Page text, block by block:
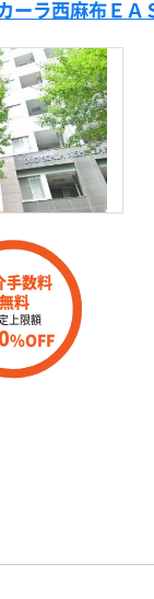
ーラ西麻布ＥＡ
手数料
無料
上限額
%OFF